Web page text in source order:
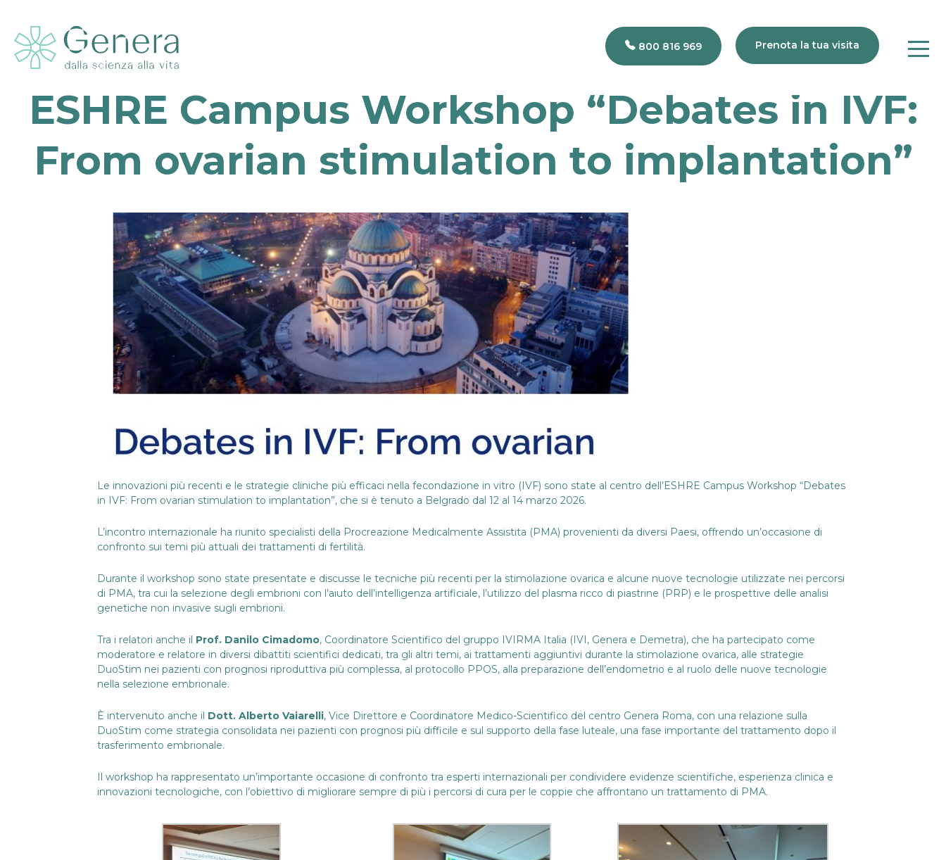
800 816 969 Prenota la tua visita
ESHRE Campus Workshop “Debates in IVF:
From ovarian stimulation to implantation”
Le innovazioni più recenti e le strategie cliniche più efficaci nella fecondazione in vitro (IVF) sono state al centro dell’ESHRE Campus Workshop “Debates
in IVF: From ovarian stimulation to implantation”, che si è tenuto a Belgrado dal 12 al 14 marzo 2026.
L’incontro internazionale ha riunito specialisti della Procreazione Medicalmente Assistita (PMA) provenienti da diversi Paesi, offrendo un’occasione di
confronto sui temi più attuali dei trattamenti di fertilità.
Durante il workshop sono state presentate e discusse le tecniche più recenti per la stimolazione ovarica e alcune nuove tecnologie utilizzate nei percorsi
di PMA, tra cui la selezione degli embrioni con l’aiuto dell’intelligenza artificiale, l’utilizzo del plasma ricco di piastrine (PRP) e le prospettive delle analisi
genetiche non invasive sugli embrioni.
Tra i relatori anche il Prof. Danilo Cimadomo, Coordinatore Scientifico del gruppo IVIRMA Italia (IVI, Genera e Demetra), che ha partecipato come
moderatore e relatore in diversi dibattiti scientifici dedicati, tra gli altri temi, ai trattamenti aggiuntivi durante la stimolazione ovarica, alle strategie
DuoStim nei pazienti con prognosi riproduttiva più complessa, al protocollo PPOS, alla preparazione dell’endometrio e al ruolo delle nuove tecnologie
nella selezione embrionale.
È intervenuto anche il Dott. Alberto Vaiarelli, Vice Direttore e Coordinatore Medico-Scientifico del centro Genera Roma, con una relazione sulla
DuoStim come strategia consolidata nei pazienti con prognosi più difficile e sul supporto della fase luteale, una fase importante del trattamento dopo il
trasferimento embrionale.
Il workshop ha rappresentato un’importante occasione di confronto tra esperti internazionali per condividere evidenze scientifiche, esperienza clinica e
innovazioni tecnologiche, con l’obiettivo di migliorare sempre di più i percorsi di cura per le coppie che affrontano un trattamento di PMA.